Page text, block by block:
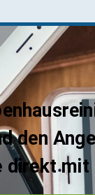
den
direkt